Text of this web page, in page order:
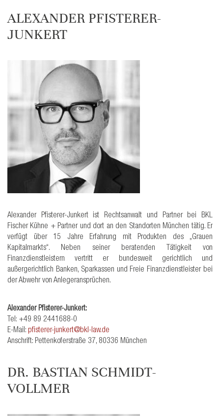
ALEXANDER PFISTERER-
JUNKERT
Alexander Pfisterer-Junkert ist Rechtsanwalt und Partner bei BKL
Fischer Kühne + Partner und dort an den Standorten München tätig. Er
verfügt über 15 Jahre Erfahrung mit Produkten des „Grauen
Kapitalmarkts“. Neben seiner beratenden Tätigkeit von
Finanzdienstleistern vertritt er bundesweit gerichtlich und
außergerichtlich Banken, Sparkassen und Freie Finanzdienstleister bei
der Abwehr von Anlegeransprüchen.
Alexander Pfisterer-Junkert:
Tel: +49 89 2441688-0
E-Mail: pfisterer-junkert@bkl-law.de
Anschrift: Pettenkoferstraße 37, 80336 München
DR. BASTIAN SCHMIDT-
VOLLMER